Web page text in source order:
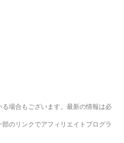
場合もございます。最新の情報は必
のリンクでアフィリエイトプログラ